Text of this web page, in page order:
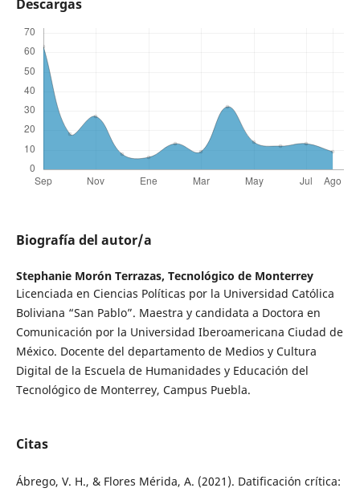
Descargas
Biografía del autor/a
Stephanie Morón Terrazas, Tecnológico de Monterrey
Licenciada en Ciencias Políticas por la Universidad Católica
Boliviana “San Pablo”. Maestra y candidata a Doctora en
Comunicación por la Universidad Iberoamericana Ciudad de
México. Docente del departamento de Medios y Cultura
Digital de la Escuela de Humanidades y Educación del
Tecnológico de Monterrey, Campus Puebla.
Citas
Ábrego, V. H., & Flores Mérida, A. (2021). Datificación crítica: